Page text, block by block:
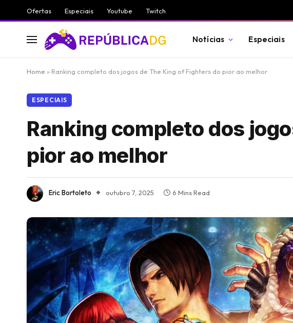
Ofertas Especiais Youtube Twitch
Notícias Especiais
Home » Ranking completo dos jogos de The King of Fighters do pior ao melhor
ESPECIAIS
Ranking completo dos
pior ao melhor
Eric Bortoleto outubro 7, 2025 6 Mins Read